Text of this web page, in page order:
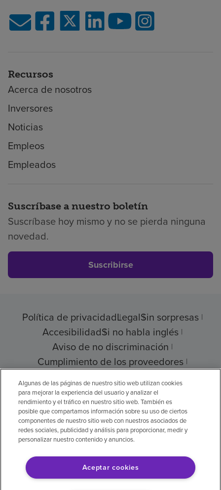
Recursos
Acerca de nosotros
Inversores
Noticias
Empleos
Empleados
Suscríbase a nuestro boletín
Suscríbase hoy mismo y no se pierda ninguna
novedad.
Suscribirse
Política de privacidadLegalSin sorpresas
AccesibilidadSi no habla inglés
Aviso de no discriminación
Cumplimiento de los proveedores
Transparencia de precios
© 2026 Encompass Health Corporation
Preferencias de cookies
Aviso legal: Se tradujo con la ayuda de
Algunas de las páginas de nuestro sitio web utilizan cookies
para mejorar la experiencia del usuario y analizar el
rendimiento y el tráfico en nuestro sitio web. También es
posible que compartamos información sobre su uso de ciertos
componentes de nuestro sitio web con nuestros asociados de
redes sociales, publicidad y análisis para proporcionar, medir y
personalizar nuestro contenido y anuncios.
Aceptar cookies